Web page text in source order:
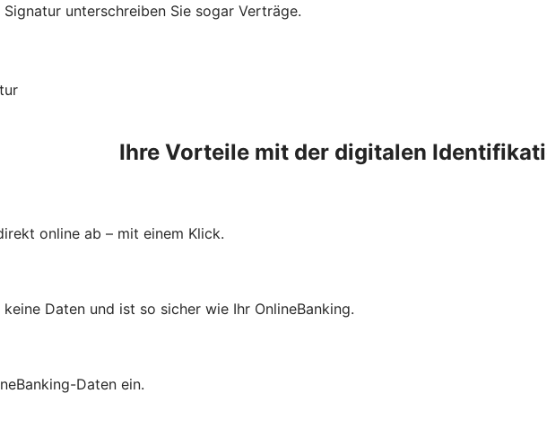
unterschreiben Sie sogar Verträge.
Ihre Vorteile mit der digitalen
online ab – mit einem Klick.
Daten und ist so sicher wie Ihr OnlineBanking.
Daten ein.